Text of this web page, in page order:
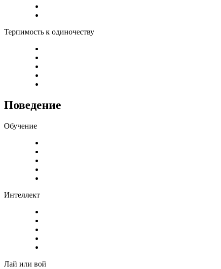
Терпимость к одиночеству
Поведение
Обучение
Интеллект
Лай или вой